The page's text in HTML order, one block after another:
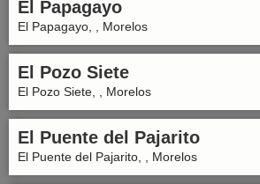
El Papagayo
El Papagayo, , Morelos
El Pozo Siete
El Pozo Siete, , Morelos
El Puente del Pajarito
El Puente del Pajarito, , Morelos